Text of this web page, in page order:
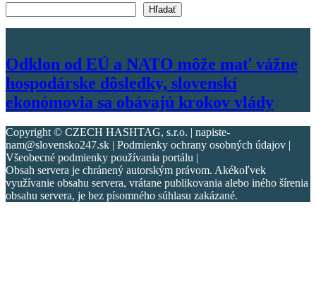
Hľadať
Odklon od EÚ a NATO môže mať vážne
hospodárske dôsledky, slovenskí
ekonómovia sa obávajú krokov vlády
Copyright © CZECH HASHTAG, s.r.o. | napiste-
nam@slovensko247.sk | Podmienky ochrany osobných údajov |
Všeobecné podmienky používania portálu |
Obsah servera je chránený autorským právom. Akékoľvek
využívanie obsahu servera, vrátane publikovania alebo iného šírenia
obsahu servera, je bez písomného súhlasu zakázané.